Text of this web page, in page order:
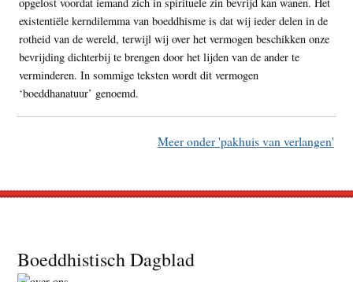
existentiële kerndilemma van boeddhisme is dat wij ieder delen in de
rotheid van de wereld, terwijl wij over het vermogen beschikken onze
bevrijding dichterbij te brengen door het lijden van de ander te
verminderen. In sommige teksten wordt dit vermogen
‘boeddhanatuur’ genoemd.
Meer onder 'pakhuis van verlangen'
Footer
Boeddhistisch Dagblad